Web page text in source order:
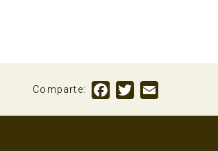
Comparte: Facebook
Twitter